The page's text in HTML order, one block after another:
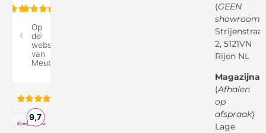
Retourvoorwaarden
Betaalmethodes
Montageservice
(GEEN
showroom
Strijenstraat
2, 5121VN
Rijen NL
(Afhalen
op
afspraak)
Lage